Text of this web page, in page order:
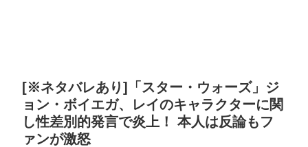
[※ネタバレあり]「スター・ウォーズ」ジ
ョン・ボイエガ、レイのキャラクターに関
し性差別的発言で炎上！ 本人は反論もフ
ァンが激怒